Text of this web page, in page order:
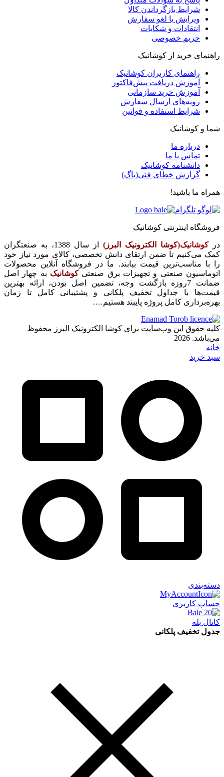
شرایط بازگرداندن کالا
ویرایش یا لغو سفارش
انتقادات و شکایات
حریم خصوصی
راهنمای خرید از کوشانیک
راهنمای کاربران کوشانیک
آموزش دریافت پیش‌فاکتور
آموزش خرید سازمانی
رویه‌های ارسال سفارش
شرایط استفاده و قوانین
شما و کوشانیک
درباره ما
تماس با ما
دانشنامه کوشانیک
گزارش خطای فنی(باگ)
همراه ما باشید!
فروشگاه اینترنتی کوشانیک
در کوشانیک(کوشا الکترونیک البرز)
از سال 1388، به صنعتگران
کمک می‌کنیم تا ضمن ارتقای دانش تخصصی، کالای مورد نیاز خود
را با مناسب‌ترین قیمت بیابند. ما در فروشگاه آنلاین محصولات
اتوماسیون صنعتی و تجهیزات برق صنعتی کوشانیک به چهار اصل
ضمانت 7روزه بازگشت وجه، تضمین اصل بودن، ارائه بهترین
قیمت‌ها با جداول تخفیف پلکانی و پشتیبانی کامل تا زمان
بهره‌برداری کامل پروژه پایبند هستیم….
کلیه حقوق این وب‌سایت برای کوشا الکترونیک البرز محفوظ
می‌باشد. 2026
خانه
سبد خرید
دسته‌بندی
حساب کاربری
کانال بله
جدول تخفیف پلکانی